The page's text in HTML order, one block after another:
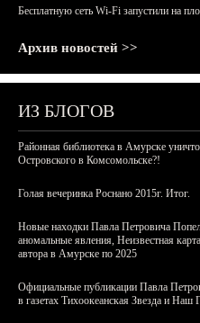
Бесплатную сеть Wi-Fi запустили на
Архив новостей >>
ИЗ БЛОГОВ
Районная библиотека в Амурске
Островского в Комсомольске?!
Голая вечеринка Роснано 2015г. Итог.
Новые находки Павла Петровича
аномальные явления, Неизвестная
автора в Амурске по 2025
Официальные публикации Павла
в газетах Тихоокеанская Звезда и